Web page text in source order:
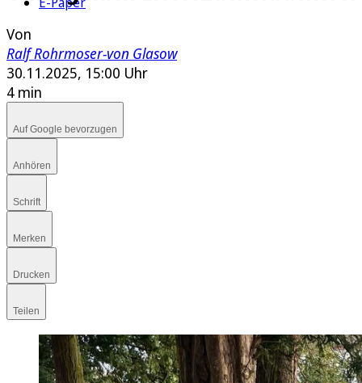
Von
Ralf Rohrmoser-von Glasow
30.11.2025, 15:00 Uhr
4 min
Auf Google bevorzugen
Anhören
Schrift
Merken
Drucken
Teilen